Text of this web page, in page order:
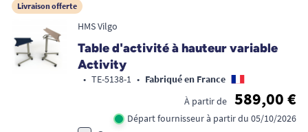
Livraison offerte
HMS Vilgo
Table d'activité à hauteur variable
Activity
• TE-5138-1 • Fabriqué en France
À partir de
589,00 €
Départ fournisseur à partir du 05/10/2026